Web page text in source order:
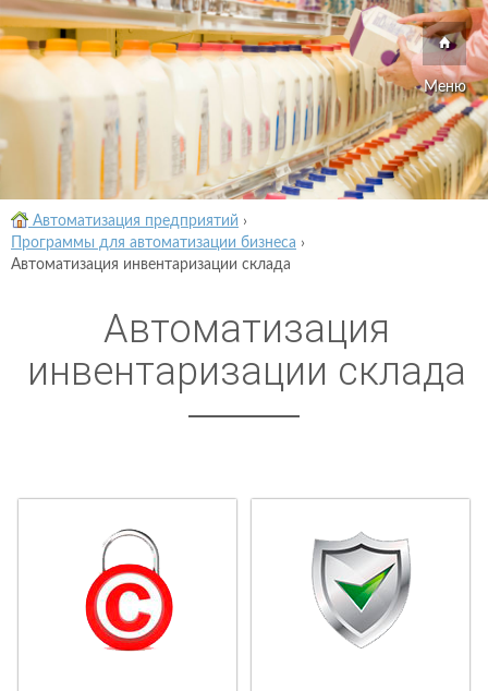
Меню
Автоматизация предприятий ›
Программы для автоматизации бизнеса ›
Автоматизация инвентаризации склада
Автоматизация
инвентаризации склада